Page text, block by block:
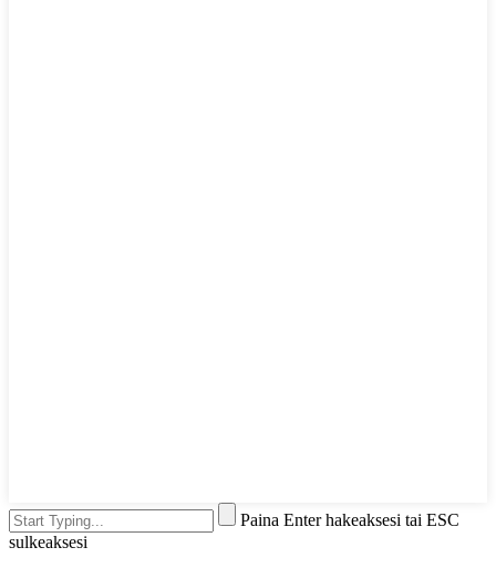
Paina Enter hakeaksesi tai ESC
sulkeaksesi